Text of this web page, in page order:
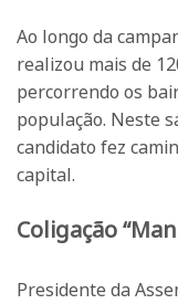
Ao longo da
realizou mais de
percorrendo os
população. Neste
candidato fez
capital.
Coligação
Presidente da